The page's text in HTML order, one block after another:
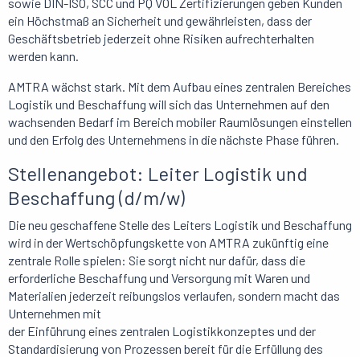
ein Höchstmaß an Sicherheit und gewährleisten, dass der
Geschäftsbetrieb jederzeit ohne Risiken aufrechterhalten
werden kann.
AMTRA wächst stark. Mit dem Aufbau eines zentralen Bereiches
Logistik und Beschaffung will sich das Unternehmen auf den
wachsenden Bedarf im Bereich mobiler Raumlösungen einstellen
und den Erfolg des Unternehmens in die nächste Phase führen.
Stellenangebot: Leiter Logistik und
Beschaffung (d/m/w)
Die neu geschaffene Stelle des Leiters Logistik und Beschaffung
wird in der Wertschöpfungskette von AMTRA zukünftig eine
zentrale Rolle spielen: Sie sorgt nicht nur dafür, dass die
erforderliche Beschaffung und Versorgung mit Waren und
Materialien jederzeit reibungslos verlaufen, sondern macht das
Unternehmen mit
der Einführung eines zentralen Logistikkonzeptes und der
Standardisierung von Prozessen bereit für die Erfüllung des